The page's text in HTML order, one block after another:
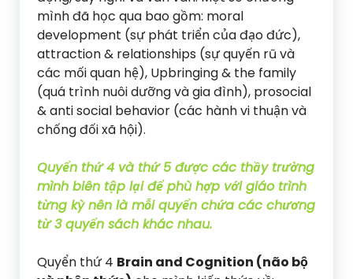
mình đã học qua bao gồm: moral
development (sự phát triển của đạo đức),
attraction & relationships (sự quyến rũ và
các mối quan hệ), Upbringing & the family
(quá trình nuôi dưỡng và gia đình), prosocial
& anti social behavior (các hành vi thuận và
chống đối xã hội).
Quyển thứ 4 và thứ 5 được các thầy trường
mình biên tập lại để phù hợp với giáo trình
từng kỳ nên là mỗi quyển chứa các chương
từ 3 quyển sách khác nhau.
Quyển thứ 4 Brain and Cognition (não bộ